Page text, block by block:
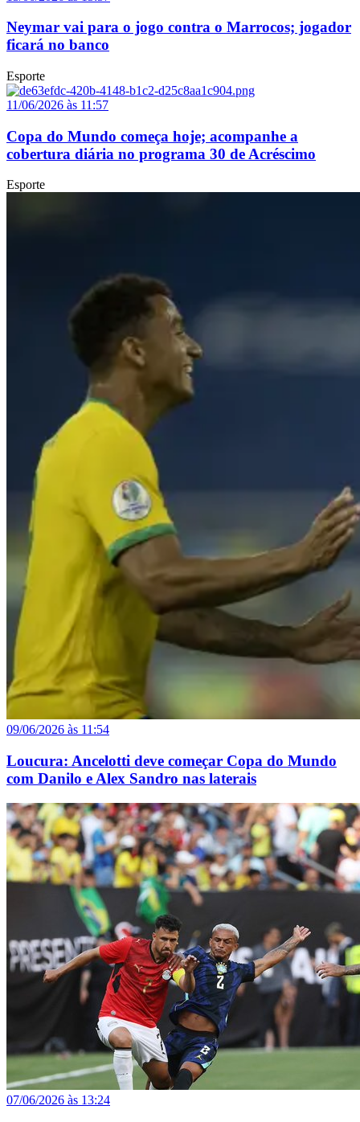
Neymar vai para o jogo contra o Marrocos; jogador
ficará no banco
Esporte
11/06/2026 às 11:57
Copa do Mundo começa hoje; acompanhe a
cobertura diária no programa 30 de Acréscimo
Esporte
09/06/2026 às 11:54
Loucura: Ancelotti deve começar Copa do Mundo
com Danilo e Alex Sandro nas laterais
07/06/2026 às 13:24